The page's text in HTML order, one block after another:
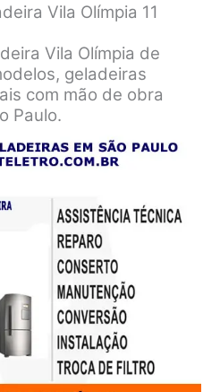
Vila Olímpia 11
Vila Olímpia de
geladeiras
com mão de obra
Paulo.